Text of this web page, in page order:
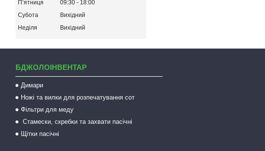
Пʼятниця
09:30
18:00
Субота
Вихідний
Неділя
Вихідний
БДЖОЛОІНВЕНТАР
Димари
Ножі та вилки для розпечатування сот
Фільтри для меду
Стамески, скребки та захвати пасічні
Щітки пасічні